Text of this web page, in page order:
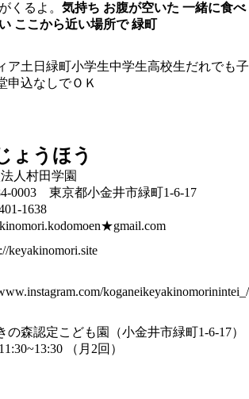
くるよ。 気持ち お腹が空いた 一緒に食べ
ここから近い場所で 緑町
ア土日 緑町小学生中学生高校生だれでも子
申込なしでＯＫ
ょうほう
法人村田学園
0003 東京都小金井市緑町1-6-17
1638
keyakinomori.site
koganeikeyakinomorinintei_/
森認定こども園（小金井市緑町1-6-17）
（月2回）